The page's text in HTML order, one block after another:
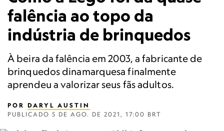
falência ao topo da
indústria de brinquedos
À beira da falência em 2003, a fabricante de
brinquedos dinamarquesa finalmente
aprendeu a valorizar seus fãs adultos.
POR DARYL AUSTIN
PUBLICADO 5 DE AGO. DE 2021, 17:00 BRT